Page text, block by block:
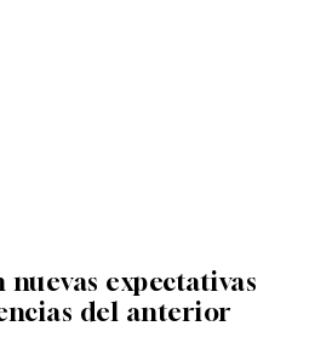
expectativas
del anterior